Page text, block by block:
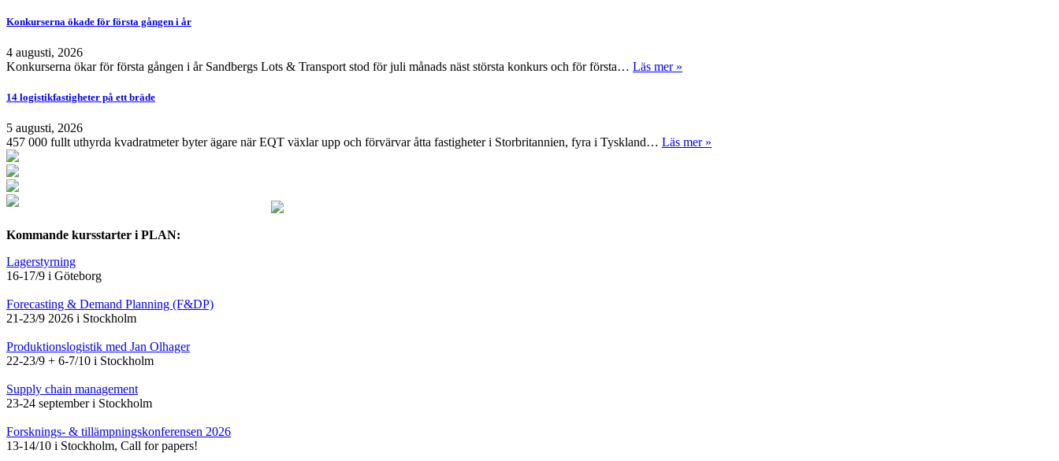
Konkurserna ökade för första gången i år
4 augusti, 2026
Konkurserna ökar för första gången i år Sandbergs Lots & Transport stod för juli månads näst största konkurs och för första… Läs mer »
14 logistikfastigheter på ett bräde
5 augusti, 2026
457 000 fullt uthyrda kvadratmeter byter ägare när EQT växlar upp och förvärvar åtta fastigheter i Storbritannien, fyra i Tyskland… Läs mer »
Kommande kursstarter i PLAN:
Lagerstyrning
16-17/9 i Göteborg
Forecasting & Demand Planning (F&DP)
21-23/9 2026 i Stockholm
Produktionslogistik med Jan Olhager
22-23/9 + 6-7/10 i Stockholm
Supply chain management
23-24 september i Stockholm
Forsknings- & tillämpningskonferensen 2026
13-14/10 i Stockholm, Call for papers!